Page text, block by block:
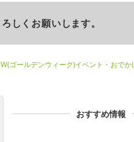
しくお願いします。
ゴールデンウィーク)イベント・おでか
おすすめ情報